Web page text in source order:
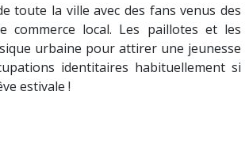
toute la ville avec des fans venus des
local. Les paillotes et les
urbaine pour attirer une jeunesse
identitaires habituellement si
estivale !